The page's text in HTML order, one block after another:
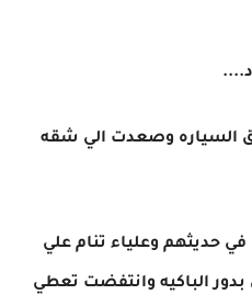
السياره وصعدت الي شقه
حديثهم وعلياء تنام علي
بدور الباكيه وانتفضت تعطي